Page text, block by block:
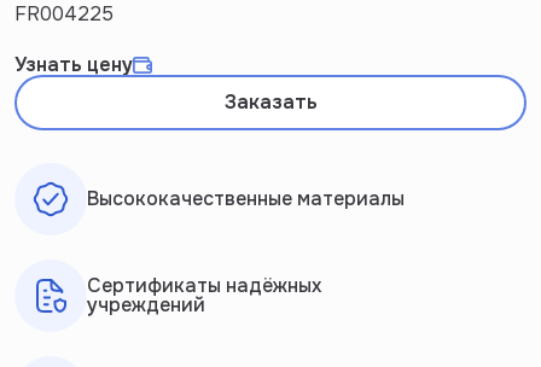
FR004225
Узнать цену
Заказать
Высококачественные материалы
Сертификаты надёжных
учреждений